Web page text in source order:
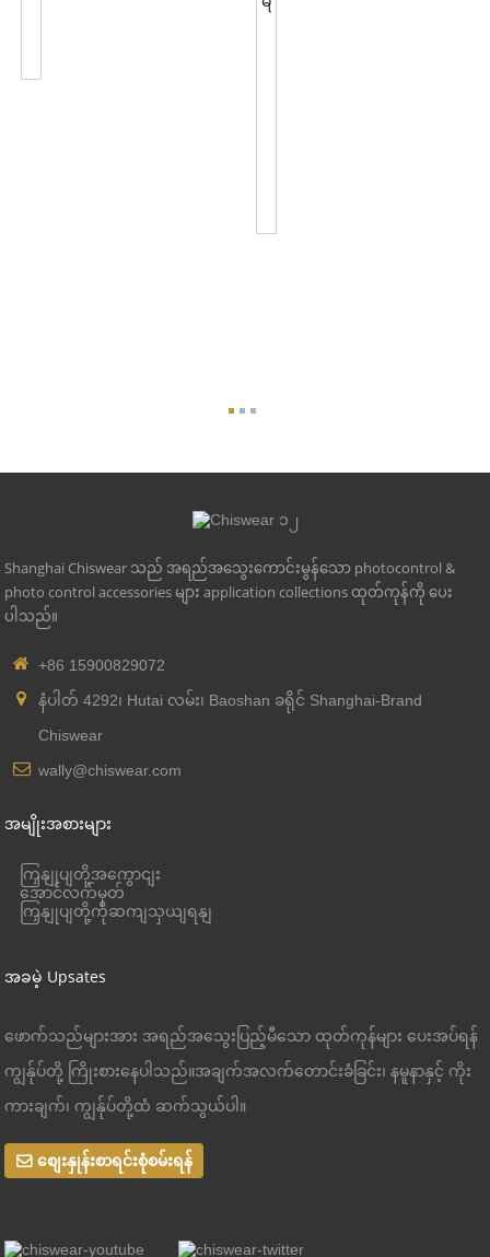
Shanghai Chiswear သည် အရည်အသွေးကောင်းမွန်သော photocontrol &
photo control accessories များ application collections ထုတ်ကုန်ကို ပေး
ပါသည်။
+86 15900829072
နံပါတ် 4292၊ Hutai လမ်း၊ Baoshan ခရိုင် Shanghai-Brand
Chiswear
wally@chiswear.com
အမျိုးအစားများ
ကြှနျုပျတို့အကွောငျး
အောင်လက်မှတ်
ကြှနျုပျတို့ကိုဆကျသှယျရနျ
အခမဲ့ Upsates
ဖောက်သည်များအား အရည်အသွေးပြည့်မီသော ထုတ်ကုန်များ ပေးအပ်ရန်
ကျွန်ုပ်တို့ ကြိုးစားနေပါသည်။အချက်အလက်တောင်းခံခြင်း၊ နမူနာနှင့် ကိုး
ကားချက်၊ ကျွန်ုပ်တို့ထံ ဆက်သွယ်ပါ။
စျေးနှုန်းစာရင်းစုံစမ်းရန်